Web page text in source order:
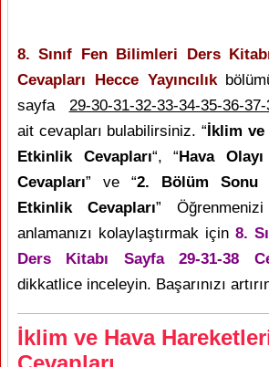
8. Sınıf Fen Bilimleri Ders
Cevapları Hecce Yayıncılık
sayfa 29-30-31-32-33-34-35-36-
ait cevapları bulabilirsiniz. “İklim ve
Etkinlik Cevapları“, “Hava
Cevapları” ve “2. Bölüm Sonu
Etkinlik Cevapları”
anlamanızı kolaylaştırmak için 8.
Ders Kitabı Sayfa 29-31-38
dikkatlice inceleyin. Başarınızı
İklim ve Hava